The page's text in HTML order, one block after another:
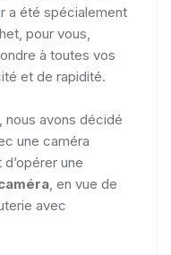
a été spécialement
pour vous,
à toutes vos
et de rapidité.
nous avons décidé
une caméra
une
, en vue de
avec